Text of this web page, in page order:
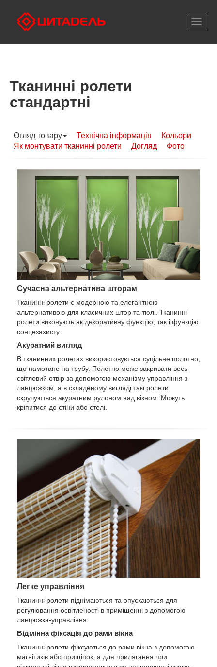
меню
Тканинні ролети
стандартні
Огляд товару Технічна інформація
Кольори
Як монтувати тканинні ролети
Догляд Фото
Сучасна альтернатива шторам
Тканинні ролети є модерною та елегантною
альтернативою для класичних штор та тюлі. Тканинні
ролети виконують як декоративну функцію, так і функцію
сонцезахисту.
Акуратний вигляд
В тканинних ролетах використовується суцільне полотно,
що намотане на трубу. Полотно може закривати весь
світловий отвір за допомогою механізму управління з
ланцюжком, а в складеному вигляді такі ролети
скручуються акуратним рулоном над вікном. Можуть
кріпитися до стіни або стелі.
Легке управління
Тканинні ролети піднімаються та опускаються для
регулювання освітленості в приміщенні з допомогою
ланцюжка-управління.
Відмінна фіксація до рами вікна
Тканинні ролети фіксуються до рами вікна з допомогою
магнітиків або прищіпок, а для прилягання при